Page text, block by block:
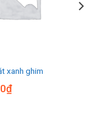
xanh ghim
₫